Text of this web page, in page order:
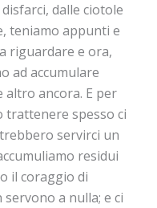
dalle ciotole
teniamo appunti e
riguardare e ora,
ad accumulare
altro ancora. E per
spesso ci
servirci un
residui
il coraggio di
a nulla; e ci